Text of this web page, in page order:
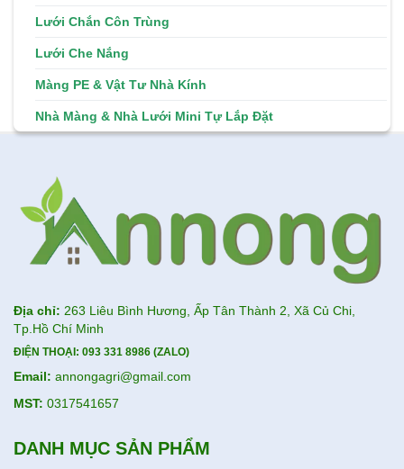
Lưới Chắn Côn Trùng
Lưới Che Nắng
Màng PE & Vật Tư Nhà Kính
Nhà Màng & Nhà Lưới Mini Tự Lắp Đặt
Địa chỉ: 263 Liêu Bình Hương, Ấp Tân Thành 2, Xã Củ Chi,
Tp.Hồ Chí Minh
ĐIỆN THOẠI: 093 331 8986 (ZALO)
Email: annongagri@gmail.com
MST: 0317541657
DANH MỤC SẢN PHẨM